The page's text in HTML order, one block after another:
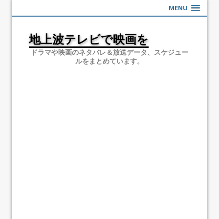
MENU
地上波テレビで映画を
ドラマや映画のネタバレ＆放送データ、スケジュー
ルをまとめています。